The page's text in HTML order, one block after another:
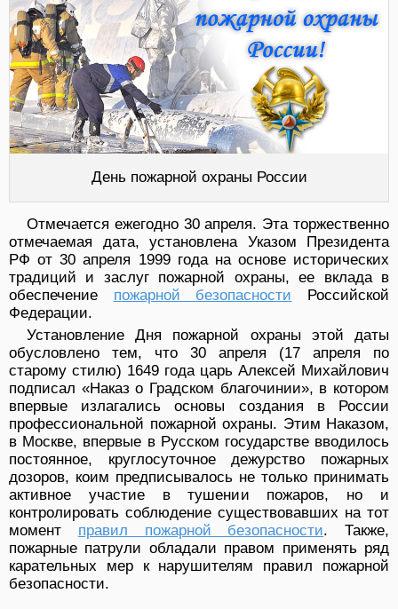
День пожарной охраны России
Отмечается ежегодно 30 апреля. Эта торжественно
отмечаемая дата, установлена Указом Президента
РФ от 30 апреля 1999 года на основе исторических
традиций и заслуг пожарной охраны, ее вклада в
обеспечение пожарной безопасности Российской
Федерации.
Установление Дня пожарной охраны этой даты
обусловлено тем, что 30 апреля (17 апреля по
старому стилю) 1649 года царь Алексей Михайлович
подписал «Наказ о Градском благочинии», в котором
впервые излагались основы создания в России
профессиональной пожарной охраны. Этим Наказом,
в Москве, впервые в Русском государстве вводилось
постоянное, круглосуточное дежурство пожарных
дозоров, коим предписывалось не только принимать
активное участие в тушении пожаров, но и
контролировать соблюдение существовавших на тот
момент правил пожарной безопасности. Также,
пожарные патрули обладали правом применять ряд
карательных мер к нарушителям правил пожарной
безопасности.